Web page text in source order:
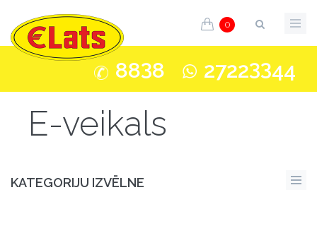
0
8838 27223344
E-veikals
KATEGORIJU IZVĒLNE